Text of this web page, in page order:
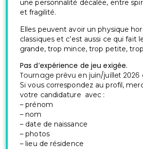
une personnalité décalée, entre
et fragilité.
Elles peuvent avoir un physique
classiques et c’est aussi ce qui fait
grande, trop mince, trop petite,
Pas d’expérience de jeu exigée.
Tournage prévu en juin/juillet 2026
Si vous correspondez au profil,
votre candidature avec :
– prénom
– nom
– date de naissance
– photos
– lieu de résidence